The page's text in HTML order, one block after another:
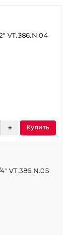
VT.386.N.04
Купить
VT.386.N.05